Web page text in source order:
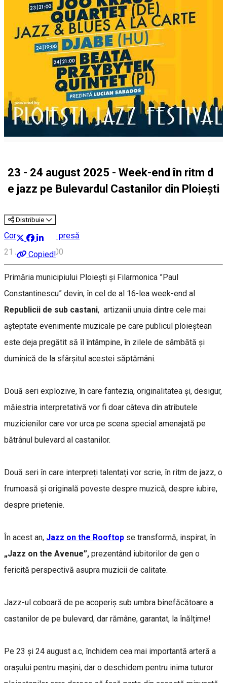
23 - 24 august 2025 - Week-end în ritm d
e jazz pe Bulevardul Castanilor din Ploiești
Distribuie
Copied!
Comunicate de presă
21 August, 14:00
Primăria municipiului Ploiești și Filarmonica ”Paul
Constantinescu” devin, în cel de al 16-lea week-end al
Republicii de sub castani, artizanii unuia dintre cele mai
așteptate evenimente muzicale pe care publicul ploieștean
este deja pregătit să îl întâmpine, în zilele de sâmbătă și
duminică de la sfârșitul acestei săptămâni.
Două seri explozive, în care fantezia, originalitatea și, desigur,
măiestria interpretativă vor fi doar câteva din atributele
muzicienilor care vor urca pe scena special amenajată pe
bătrânul bulevard al castanilor.
Două seri în care interpreți talentați vor scrie, în ritm de jazz, o
frumoasă și originală poveste despre muzică, despre iubire,
despre prietenie.
În acest an, Jazz on the Rooftop se transformă, inspirat, în
„Jazz on the Avenue”, prezentând iubitorilor de gen o
fericită perspectivă asupra muzicii de calitate.
Jazz-ul coboară de pe acoperiș sub umbra binefăcătoare a
castanilor de pe bulevard, dar rămâne, garantat, la înălțime!
Pe 23 și 24 august a.c, închidem cea mai importantă arteră a
orașului pentru mașini, dar o deschidem pentru inima tuturor